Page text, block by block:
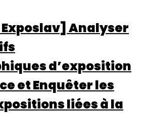
Analyser
d’exposition
et Enquêter les
liées à la